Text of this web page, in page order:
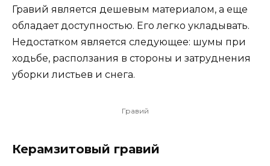
Гравий является дешевым материалом, а еще
обладает доступностью. Его легко укладывать.
Недостатком является следующее: шумы при
ходьбе, расползания в стороны и затруднения
уборки листьев и снега.
Гравий
Керамзитовый гравий